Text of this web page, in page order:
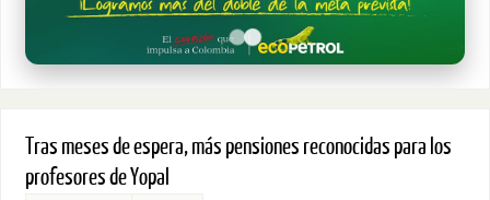
Tras meses de espera, más pensiones reconocidas para los
profesores de Yopal